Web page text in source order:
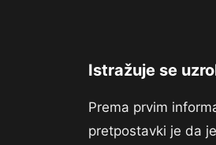
Istražuje se
Prema prvim
pretpostavki je da